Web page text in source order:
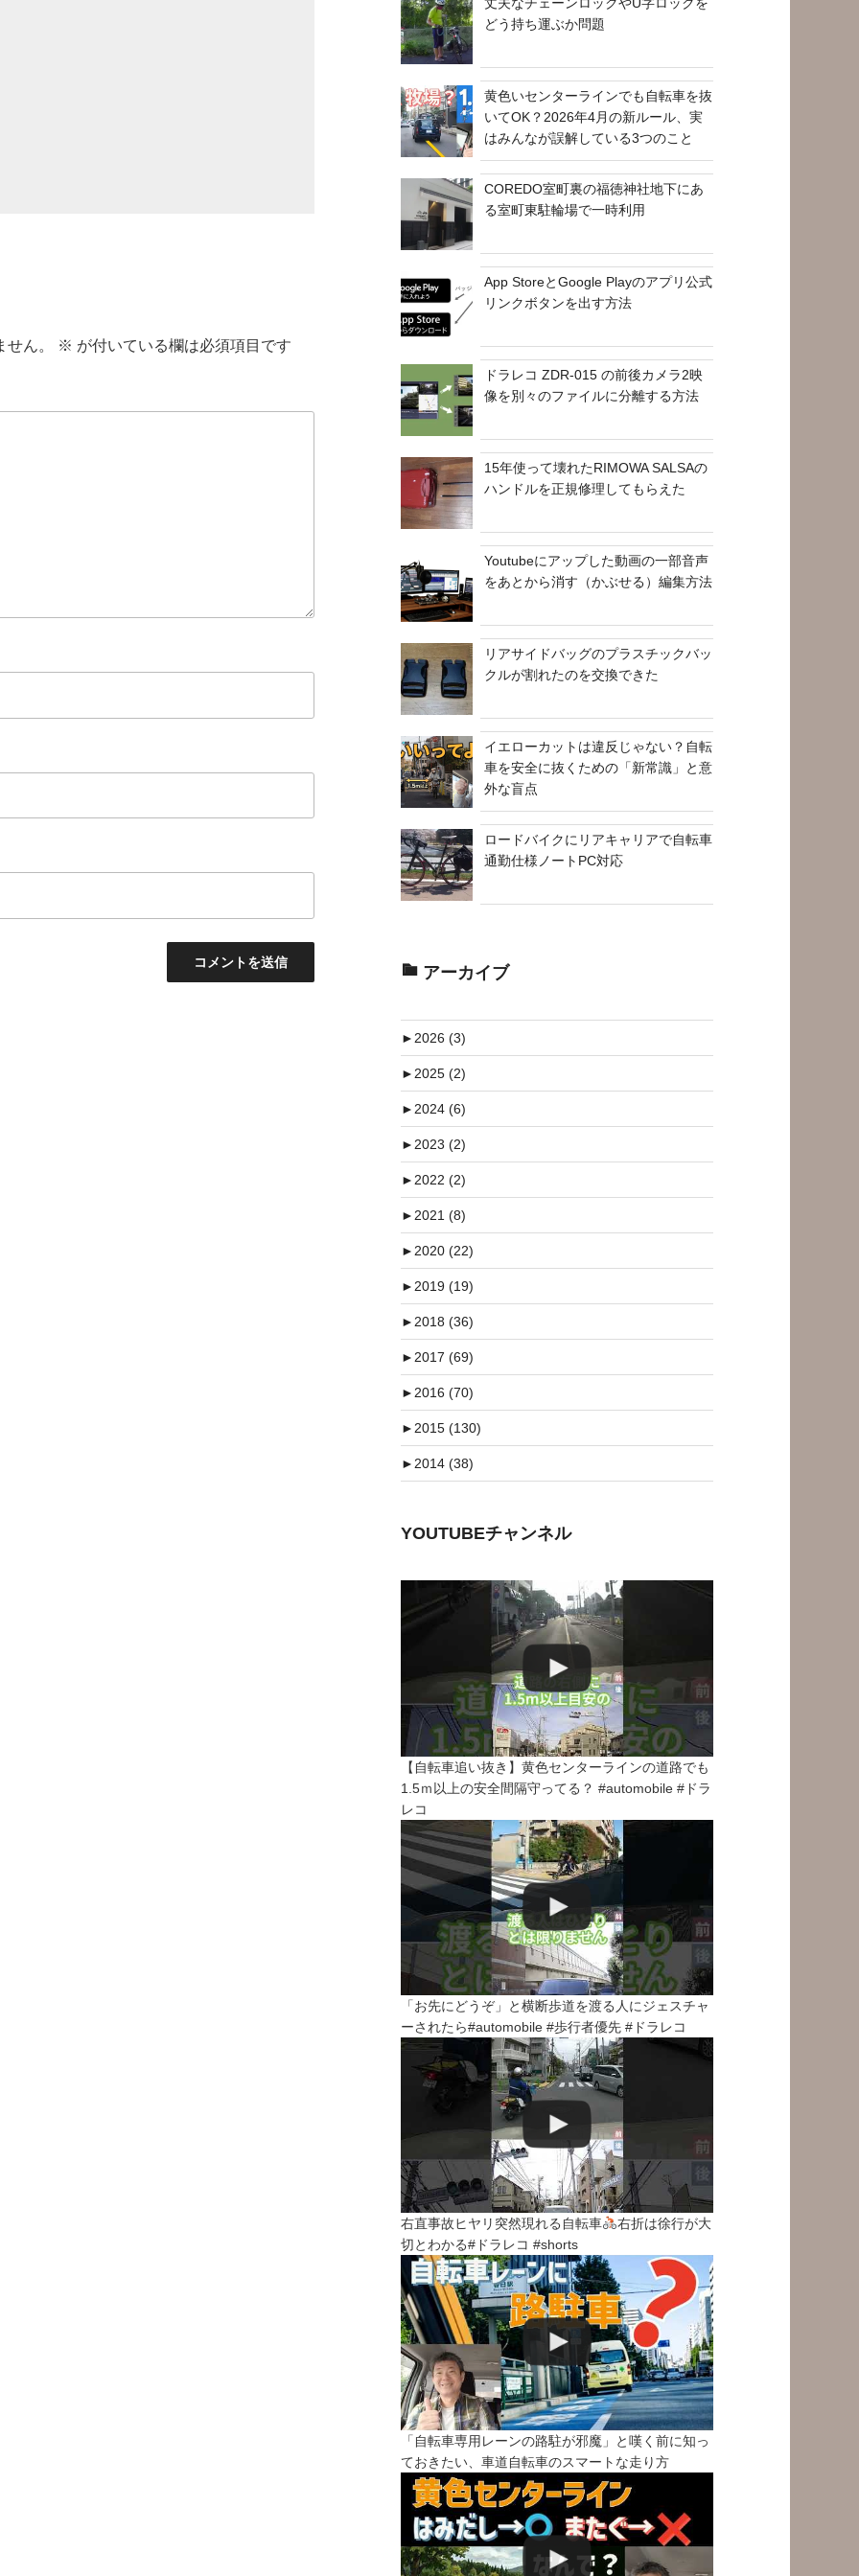
ん。 ※ が付いている欄は必須項目です
どう持ち運ぶか問題
黄色いセンターラインでも自転車を抜
いてOK？2026年4月の新ルール、実
はみんなが誤解している3つのこと
COREDO室町裏の福徳神社地下にあ
る室町東駐輪場で一時利用
App StoreとGoogle Playのアプリ公式
リンクボタンを出す方法
ドラレコ ZDR-015 の前後カメラ2映
像を別々のファイルに分離する方法
15年使って壊れたRIMOWA SALSAの
ハンドルを正規修理してもらえた
Youtubeにアップした動画の一部音声
をあとから消す（かぶせる）編集方法
リアサイドバッグのプラスチックバッ
クルが割れたのを交換できた
イエローカットは違反じゃない？自転
車を安全に抜くための「新常識」と意
外な盲点
ロードバイクにリアキャリアで自転車
通勤仕様ノートPC対応
アーカイブ
►2026 (3)
►2025 (2)
►2024 (6)
►2023 (2)
►2022 (2)
►2021 (8)
►2020 (22)
►2019 (19)
►2018 (36)
►2017 (69)
►2016 (70)
►2015 (130)
►2014 (38)
YOUTUBEチャンネル
【自転車追い抜き】黄色センターラインの道路でも
1.5ｍ以上の安全間隔守ってる？ #automobile #ドラ
レコ
「お先にどうぞ」と横断歩道を渡る人にジェスチャ
ーされたら#automobile #歩行者優先 #ドラレコ
右直事故ヒヤリ突然現れる自転車
右折は徐行が大
切とわかる#ドラレコ #shorts
「自転車専用レーンの路駐が邪魔」と嘆く前に知っ
ておきたい、車道自転車のスマートな走り方